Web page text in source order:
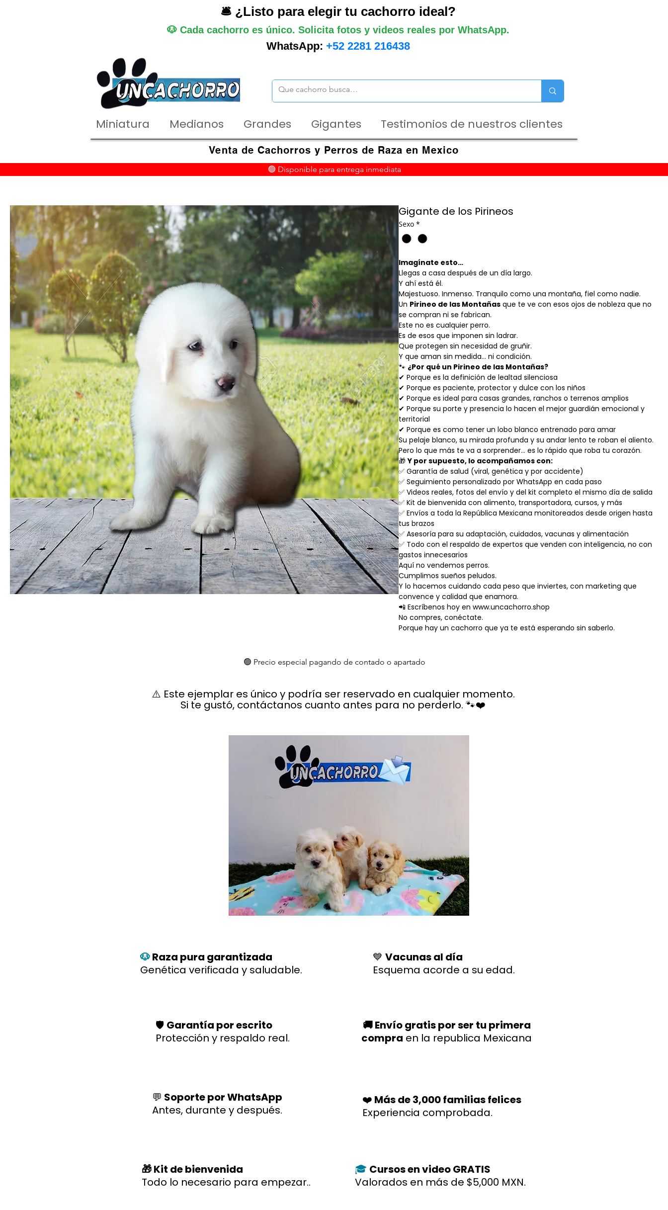
🛎️ ¿Listo para elegir tu cachorro ideal?
🐶 Cada cachorro es único. Solicita fotos y videos reales por WhatsApp.
WhatsApp: +52 2281 216438
Miniatura Medianos Grandes Gigantes Testimonios de nuestros clientes
Venta de Cachorros y Perros de Raza en Mexico
🟢 Disponible para entrega inmediata
Gigante de los Pirineos
Sexo *
Imagínate esto…
Llegas a casa después de un día largo.
Y ahí está él.
Majestuoso. Inmenso. Tranquilo como una montaña, fiel como nadie.
Un Pirineo de las Montañas que te ve con esos ojos de nobleza que no
se compran ni se fabrican.
Este no es cualquier perro.
Es de esos que imponen sin ladrar.
Que protegen sin necesidad de gruñir.
Y que aman sin medida… ni condición.
🐾 ¿Por qué un Pirineo de las Montañas?
✔ Porque es la definición de lealtad silenciosa
✔ Porque es paciente, protector y dulce con los niños
✔ Porque es ideal para casas grandes, ranchos o terrenos amplios
✔ Porque su porte y presencia lo hacen el mejor guardián emocional y
territorial
✔ Porque es como tener un lobo blanco entrenado para amar
Su pelaje blanco, su mirada profunda y su andar lento te roban el aliento.
Pero lo que más te va a sorprender… es lo rápido que roba tu corazón.
🎁Y por supuesto, lo acompañamos con:
✅ Garantía de salud (viral, genética y por accidente)
✅ Seguimiento personalizado por WhatsApp en cada paso
✅ Videos reales, fotos del envío y del kit completo el mismo día de salida
✅ Kit de bienvenida con alimento, transportadora, cursos, y más
✅ Envíos a toda la República Mexicana monitoreados desde origen hasta
tus brazos
✅ Asesoría para su adaptación, cuidados, vacunas y alimentación
✅ Todo con el respaldo de expertos que venden con inteligencia, no con
gastos innecesarios
Aquí no vendemos perros.
Cumplimos sueños peludos.
Y lo hacemos cuidando cada peso que inviertes, con marketing que
convence y calidad que enamora.
📲 Escríbenos hoy en www.uncachorro.shop
No compres, conéctate.
Porque hay un cachorro que ya te está esperando sin saberlo.
🟢 Precio especial pagando de contado o apartado
⚠️ Este ejemplar es único y podría ser reservado en cualquier momento.
Si te gustó, contáctanos cuanto antes para no perderlo. 🐾❤️
🐶Raza pura garantizada
Genética verificada y saludable.
💙 Vacunas al día
Esquema acorde a su edad.
🛡️ Garantía por escrito
Protección y respaldo real.
🚚 Envío gratis por ser tu primera
compra en la republica Mexicana
💬 Soporte por WhatsApp
Antes, durante y después.
❤️ Más de 3,000 familias felices
Experiencia comprobada.
🎁 Kit de bienvenida
Todo lo necesario para empezar..
🎓 Cursos en video GRATIS
Valorados en más de $5,000 MXN.